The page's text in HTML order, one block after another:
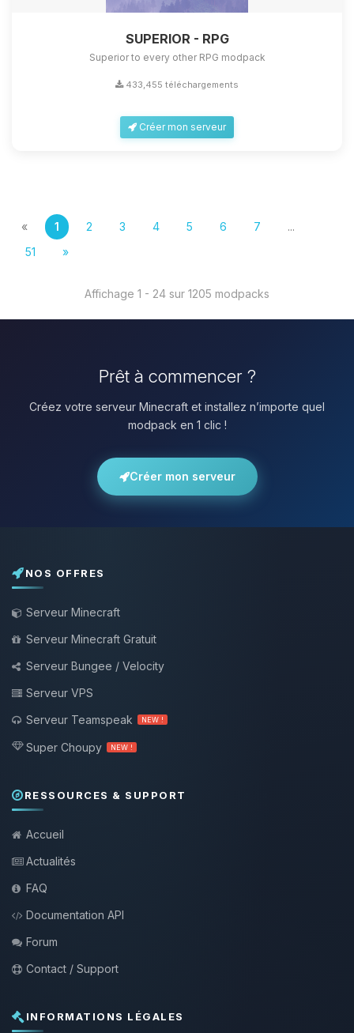
SUPERIOR - RPG
Superior to every other RPG modpack
433,455 téléchargements
Créer mon serveur
« 1 2 3 4 5 6 7
...
51
»
Affichage 1 - 24 sur 1205 modpacks
Prêt à commencer ?
Créez votre serveur Minecraft et installez n’importe quel
modpack en 1 clic !
Créer mon serveur
NOS OFFRES
Serveur Minecraft
Serveur Minecraft Gratuit
Serveur Bungee / Velocity
Serveur VPS
Serveur Teamspeak
NEW !
Super Choupy NEW !
RESSOURCES & SUPPORT
Accueil
Actualités
FAQ
Documentation API
Forum
Contact / Support
INFORMATIONS LÉGALES